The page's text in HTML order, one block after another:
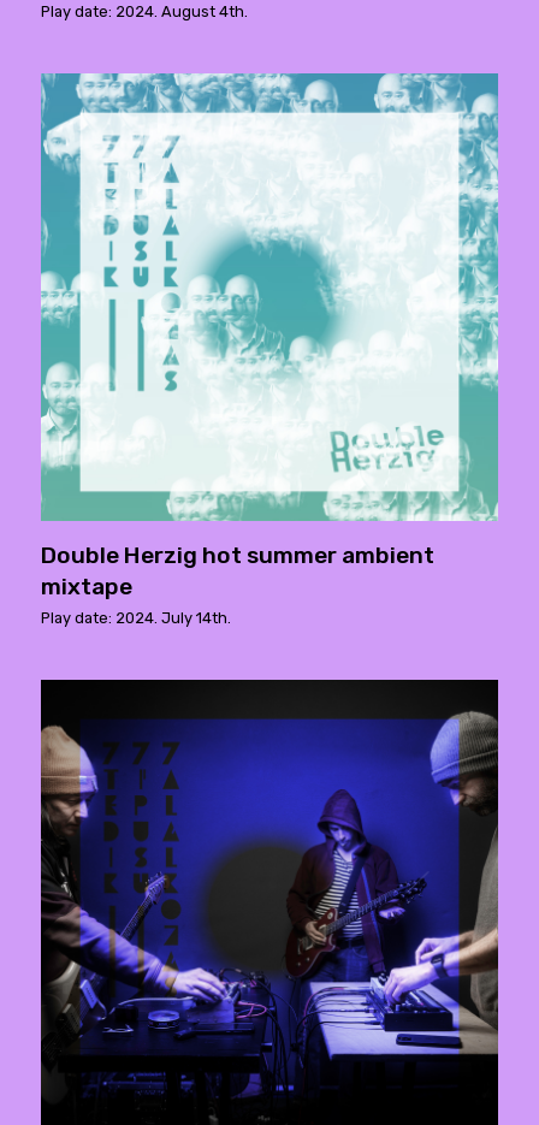
Play date: 2024. August 4th.
Double Herzig hot summer ambient
mixtape
Play date: 2024. July 14th.